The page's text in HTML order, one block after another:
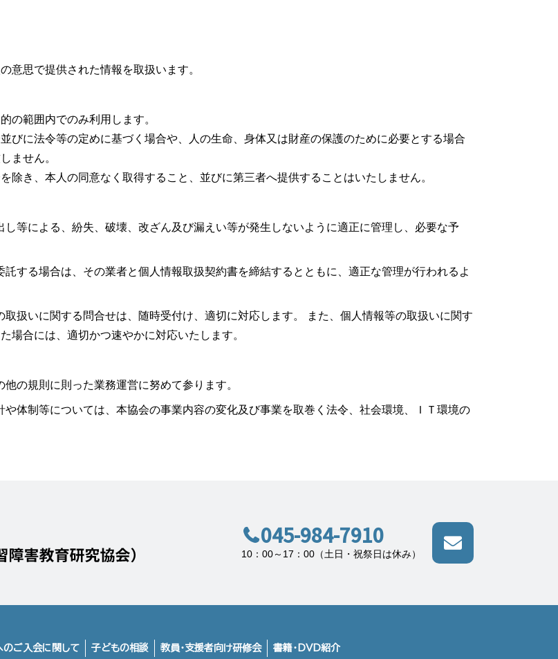
意思で提供された情報を取扱います。
の範囲内でのみ利用します。
びに法令等の定めに基づく場合や、人の生命、身体又は財産の保護のために必要とする場合
ません。
除き、本人の同意なく取得すること、並びに第三者へ提供することはいたしません。
等による、紛失、破壊、改ざん及び漏えい等が発生しないように適正に管理し、必要な予
する場合は、その業者と個人情報取扱契約書を締結するとともに、適正な管理が行われるよ
扱いに関する問合せは、随時受付け、適切に対応します。 また、個人情報等の取扱いに関す
場合には、適切かつ速やかに対応いたします。
の規則に則った業務運営に努めて参ります。
体制等については、本協会の事業内容の変化及び事業を取巻く法令、社会環境、ＩＴ環境の
045-984-7910
10：00～17：00（土日・祝祭日は休み）
のご入会に関して 子どもの相談 教員・支援者向け研修会 書籍・DVD紹介